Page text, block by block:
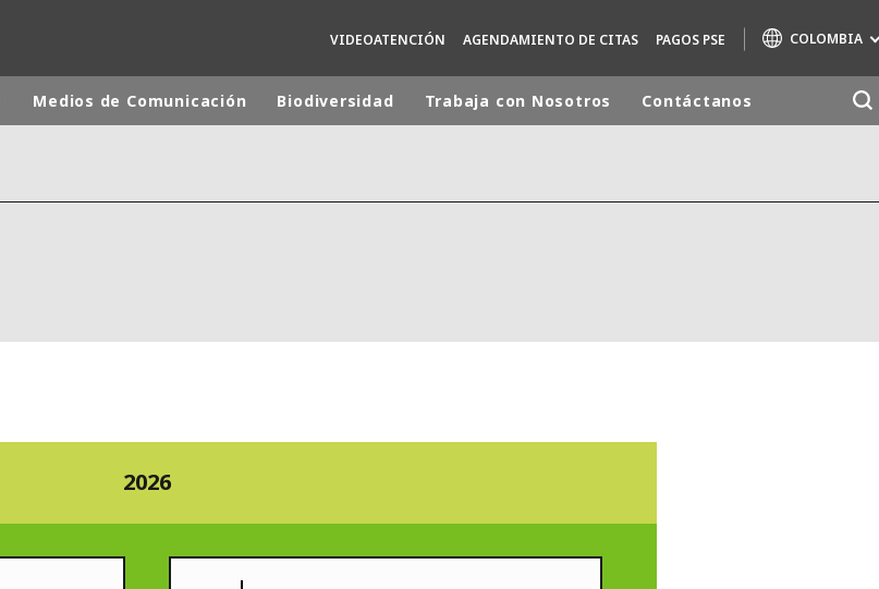
VIDEOATENCIÓN AGENDAMIENTO DE CITAS PAGOS PSE COLOMBIA
INDUSTRIAS SOLUCIONES GLOBALES
SEDE BENELUX
Medios de Comunicación Biodiversidad Trabaja con Nosotros Contáctanos
2026